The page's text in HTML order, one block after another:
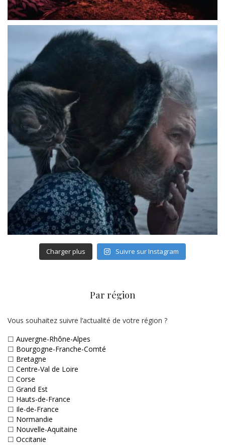
Charger plus Suivre sur Instagram
Par région
Vous souhaitez suivre l’actualité de votre région ?
☐ Auvergne-Rhône-Alpes
☐ Bourgogne-Franche-Comté
☐ Bretagne
☐ Centre-Val de Loire
☐ Corse
☐ Grand Est
☐ Hauts-de-France
☐ Ile-de-France
☐ Normandie
☐ Nouvelle-Aquitaine
☐ Occitanie